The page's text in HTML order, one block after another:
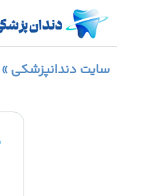
سایت دندانپزشکی»